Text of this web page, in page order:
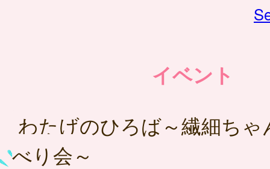
イベント
わたげのひろば～繊細ち
べり会～